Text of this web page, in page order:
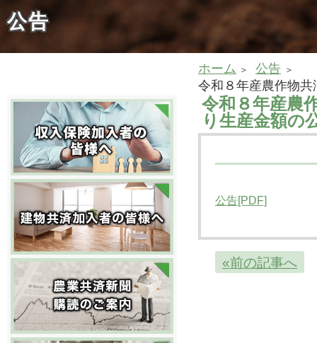
公告
ホーム
公告
令和８年産農作物
令和８年産農
り生産金額の
公告[PDF]
«前の記事へ